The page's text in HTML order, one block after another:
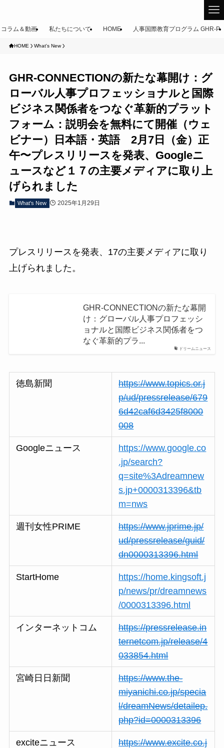
コラム＆動画 私たちについて HOME 人事国際教育プログラム GHR-P
HOME What's New
GHR-CONNECTIONの新たな幕開け：グ
ローバル人事プロフェッショナルと国際
ビジネス関係者をつなぐ革新的プラット
フォーム：説明会を無料にて開催（ウェ
ビナー）日本語・英語 2月7日（金）正
午〜プレスリリースを発表、Googleニ
ュースなど１７の主要メディアに取り上
げられました
What's New 2025年1月29日
プレスリリースを発表、17の主要メディアに取り
上げられました。
ドリームニュース
GHR-CONNECTIONの新たな幕開
け：グローバル人事プロフェッシ
ョナルと国際ビジネス関係者をつ
なぐ革新的プラ...
徳島新聞
https://www.topics.or.j
p/ud/pressrelease/679
6d42caf6d3425f8000
008
Googleニュース
https://www.google.co
.jp/search?
q=site%3Adreamnew
s.jp+0000313396&tb
m=nws
週刊女性PRIME
https://www.jprime.jp/
ud/pressrelease/guid/
dn0000313396.html
StartHome
https://home.kingsoft.j
p/news/pr/dreamnews
/0000313396.html
インターネットコム
https://pressrelease.in
ternetcom.jp/release/4
033854.html
宮崎日日新聞
https://www.the-
miyanichi.co.jp/specia
l/dreamNews/detailep.
php?id=0000313396
exciteニュース
https://www.excite.co.j